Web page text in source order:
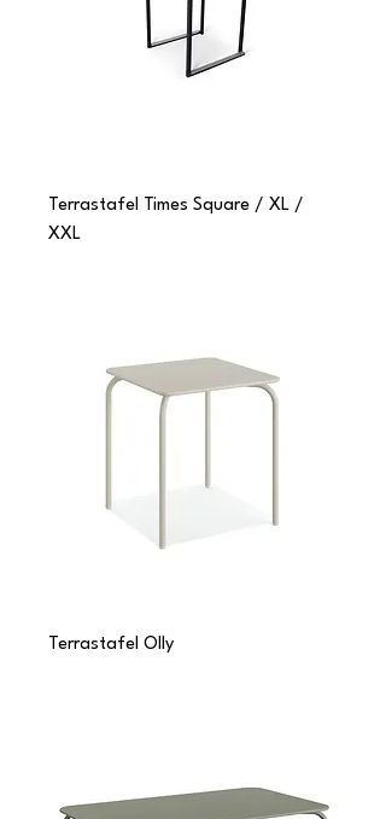
Terrastafel Times Square / XL /
XXL
Terrastafel Olly